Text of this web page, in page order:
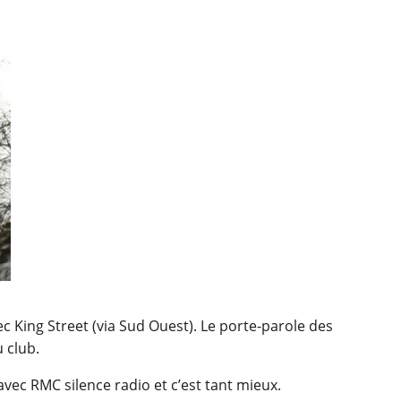
King Street (via Sud Ouest). Le porte-parole des
club.
RMC silence radio et c’est tant mieux.